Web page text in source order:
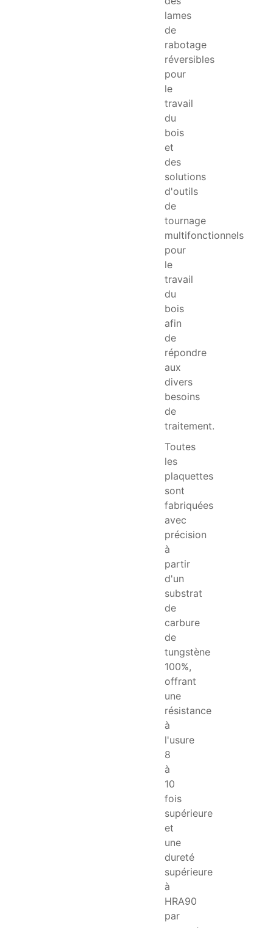
lames
de
rabotage
réversibles
pour
le
travail
du
bois
et
des
solutions
d'outils
de
tournage
multifonctionnels
pour
le
travail
du
bois
afin
de
répondre
aux
divers
besoins
de
traitement.
Toutes
les
plaquettes
sont
fabriquées
avec
précision
à
partir
d'un
substrat
de
carbure
de
tungstène
100%,
offrant
une
résistance
à
l'usure
8
à
10
fois
supérieure
et
une
dureté
supérieure
à
HRA90
par